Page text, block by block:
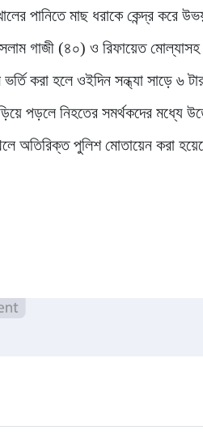
পানিতে মাছ ধরাকে কেন্দ্র করে
গাজী (৪০) ও রিফায়েত
করা হলে ওইদিন সন্ধ্যা সাড়ে ৬
পড়লে নিহতের সমর্থকদের মধ্যে
অতিরিক্ত পুলিশ মোতায়েন করা